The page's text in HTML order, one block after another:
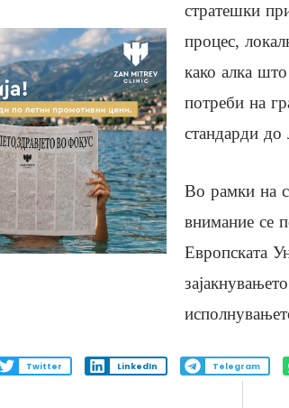
стратешки
процес,
како алка
потреби на
стандарди до
Во рамки на
внимание се
Европската
Twitter LinkedIn Telegram